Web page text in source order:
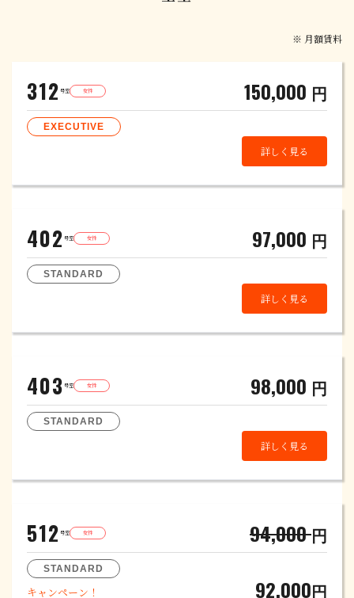
※ 月額賃料
312 号室 女性 150,000 円
EXECUTIVE
詳しく見る
402 号室 女性 97,000 円
STANDARD
詳しく見る
403 号室 女性 98,000 円
STANDARD
詳しく見る
512 号室 女性 94,000円
STANDARD
キャンペーン！ 92,000円